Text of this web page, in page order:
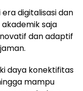
digitalisasi dan
saja
dan adaptif
daya konektifitas
mampu